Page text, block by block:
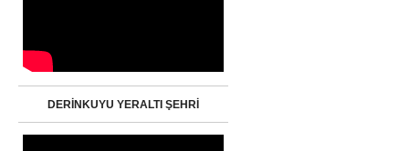
DERİNKUYU YERALTI ŞEHRİ